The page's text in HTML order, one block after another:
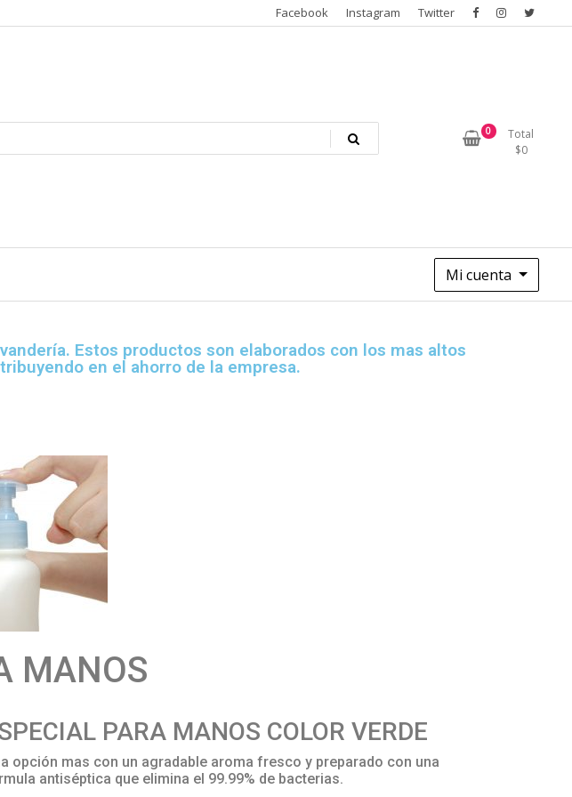
Facebook Instagram Twitter
0
Total
$0
Mi cuenta
Estos productos son elaborados con los mas altos
en el ahorro de la empresa.
MANOS
PARA MANOS COLOR VERDE
opción mas con un agradable aroma fresco y preparado con una
antiséptica que elimina el 99.99% de bacterias.